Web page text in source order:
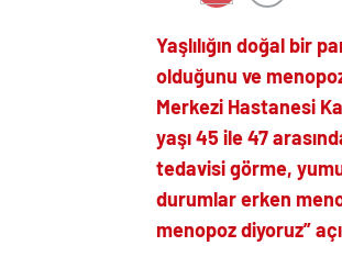
Yaşlılığın doğal bir
olduğunu ve
Merkezi Hastanesi
yaşı 45 ile 47
tedavisi görme,
durumlar erken
menopoz diyoruz”